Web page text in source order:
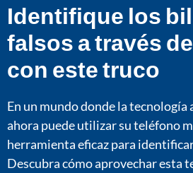
Identifique los
falsos a través
con este truco
En un mundo donde la tecnología
ahora puede utilizar su teléfono
herramienta eficaz para
Descubra cómo aprovechar esta